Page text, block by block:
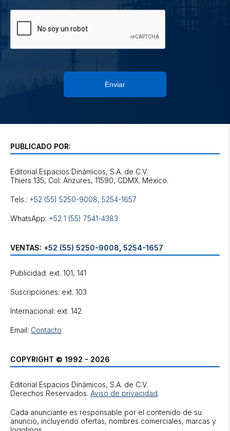
Enviar
PUBLICADO POR:
Editorial Espacios Dinámicos, S.A. de C.V.
Tels.: +52 (55) 5250-9008, 5254-1657
WhatsApp: +52 1 (55) 7541-4383
VENTAS: +52 (55) 5250-9008 5254-1657
Publicidad: ext. 101, 141
Suscripciones: ext. 103
Internacional: ext. 142
Email: Contacto
COPYRIGHT © 1992 - 2026
Editorial Espacios Dinámicos, S.A. de C.V.
Derechos Reservados. Aviso de privacidad.
Cada anunciante es responsable por el contenido de su
anuncio, incluyendo ofertas, nombres comerciales, marcas y